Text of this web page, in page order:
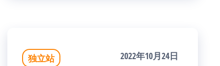
独立站 2022年10月24日